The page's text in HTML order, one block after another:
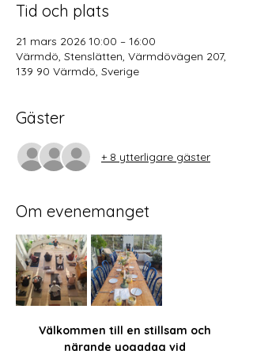
Tid och plats
21 mars 2026 10:00 – 16:00
Värmdö, Stenslätten, Värmdövägen 207,
139 90 Värmdö, Sverige
Gäster
+ 8 ytterligare gäster
Om evenemanget
Välkommen till en stillsam och
närande yogadag vid